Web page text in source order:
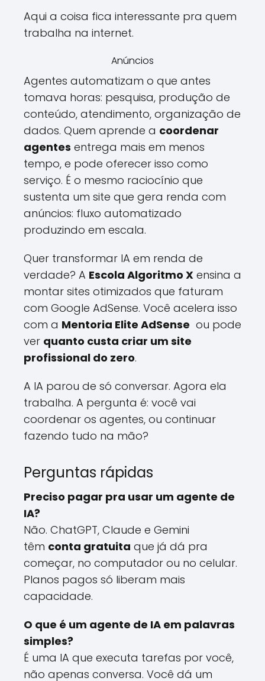
Aqui a coisa fica interessante pra quem
trabalha na internet.
Anúncios
Agentes automatizam o que antes
tomava horas: pesquisa, produção de
conteúdo, atendimento, organização de
dados. Quem aprende a coordenar
agentes entrega mais em menos
tempo, e pode oferecer isso como
serviço. É o mesmo raciocínio que
sustenta um site que gera renda com
anúncios: fluxo automatizado
produzindo em escala.
Quer transformar IA em renda de
verdade? A Escola Algoritmo X ensina a
montar sites otimizados que faturam
com Google AdSense. Você acelera isso
com a Mentoria Elite AdSense ou pode
ver quanto custa criar um site
profissional do zero.
A IA parou de só conversar. Agora ela
trabalha. A pergunta é: você vai
coordenar os agentes, ou continuar
fazendo tudo na mão?
Perguntas rápidas
Preciso pagar pra usar um agente de
IA?
Não. ChatGPT, Claude e Gemini
têm conta gratuita que já dá pra
começar, no computador ou no celular.
Planos pagos só liberam mais
capacidade.
O que é um agente de IA em palavras
simples?
É uma IA que executa tarefas por você,
não apenas conversa. Você dá um